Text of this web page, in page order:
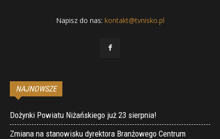
Napisz do nas: kontakt@tvnisko.pl
NAJNOWSZE
Dożynki Powiatu Niżańskiego już 23 sierpnia!
Zmiana na stanowisku dyrektora Branżowego Centrum